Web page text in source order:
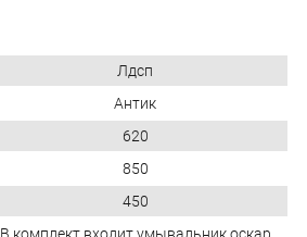
Лдсп
Антик
620
850
450